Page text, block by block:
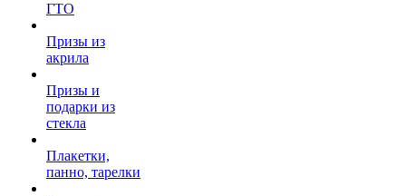
ГТО
Призы из
акрила
Призы и
подарки из
стекла
Плакетки,
панно, тарелки